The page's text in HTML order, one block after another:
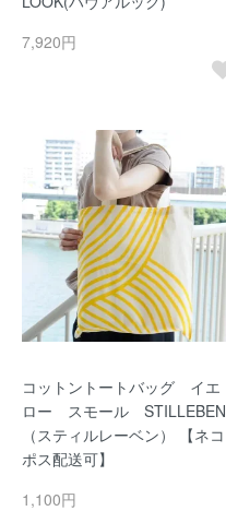
7,920円
コットントートバッグ イエ
ロー スモール STILLEBEN
（スティルレーベン） 【ネコ
ポス配送可】
1,100円